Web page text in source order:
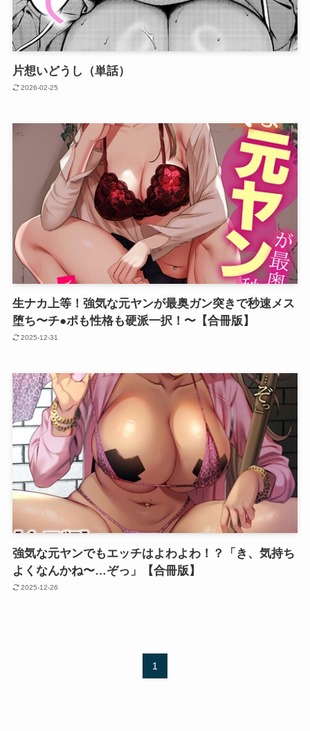
片想いどうし（単話）
2026-02-25
生ナカ上等！強気な元ヤンが最奥ガン突きで秒速メス
堕ち〜チ●ポも性格も硬派一択！〜【合冊版】
2025-12-31
強気な元ヤンでもエッチはよわよわ！？「き、気持ち
よくなんかね〜…ぞっ」【合冊版】
2025-12-26
1